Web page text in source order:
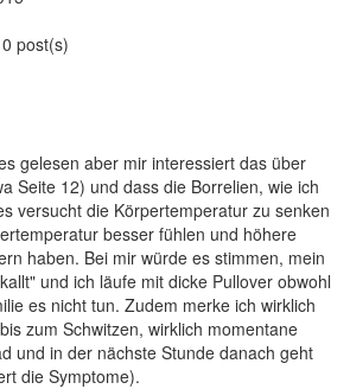
post(s)
gelesen aber mir interessiert das über
Seite 12) und dass die Borrelien, wie ich
versucht die Körpertemperatur zu senken
besser fühlen und höhere
haben. Bei mir würde es stimmen, mein
und ich läufe mit dicke Pullover obwohl
es nicht tun. Zudem merke ich wirklich
zum Schwitzen, wirklich momentane
und in der nächste Stunde danach geht
die Symptome).